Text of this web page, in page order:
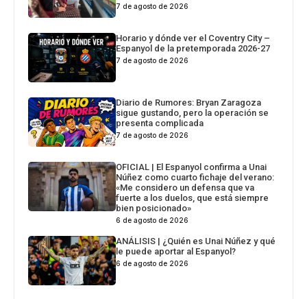
7 de agosto de 2026
Horario y dónde ver el Coventry City –
Espanyol de la pretemporada 2026-27
7 de agosto de 2026
Diario de Rumores: Bryan Zaragoza
sigue gustando, pero la operación se
presenta complicada
7 de agosto de 2026
OFICIAL | El Espanyol confirma a Unai
Núñez como cuarto fichaje del verano:
«Me considero un defensa que va
fuerte a los duelos, que está siempre
bien posicionado»
6 de agosto de 2026
ANÁLISIS | ¿Quién es Unai Núñez y qué
le puede aportar al Espanyol?
6 de agosto de 2026